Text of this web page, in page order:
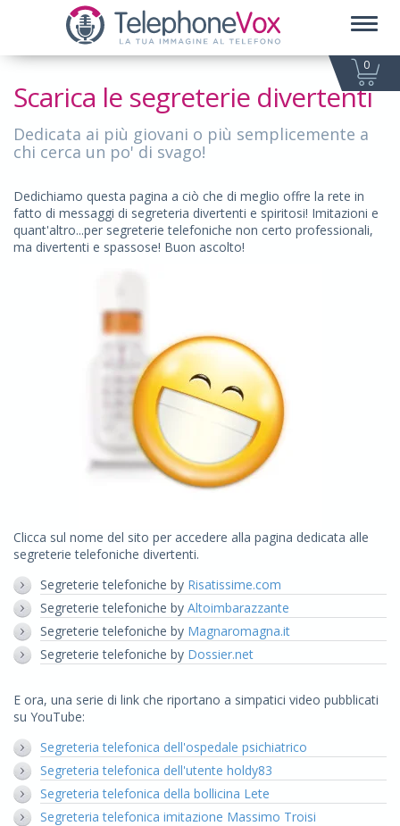
0
Scarica le segreterie divertenti
Dedicata ai più giovani o più semplicemente a
chi cerca un po' di svago!
Dedichiamo questa pagina a ciò che di meglio offre la rete in
fatto di messaggi di segreteria divertenti e spiritosi! Imitazioni e
quant'altro...per segreterie telefoniche non certo professionali,
ma divertenti e spassose! Buon ascolto!
Clicca sul nome del sito per accedere alla pagina dedicata alle
segreterie telefoniche divertenti.
Segreterie telefoniche by Risatissime.com
Segreterie telefoniche by Altoimbarazzante
Segreterie telefoniche by Magnaromagna.it
Segreterie telefoniche by Dossier.net
E ora, una serie di link che riportano a simpatici video pubblicati
su YouTube:
Segreteria telefonica dell'ospedale psichiatrico
Segreteria telefonica dell'utente holdy83
Segreteria telefonica della bollicina Lete
Segreteria telefonica imitazione Massimo Troisi